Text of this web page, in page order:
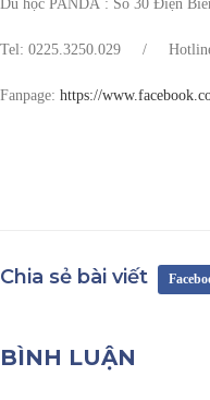
Du học PANDA : Số 30 Điện
Tel: 0225.3250.029 / Hotline:
Fanpage: https://
Chia sẻ bài viết
BÌNH LUẬN